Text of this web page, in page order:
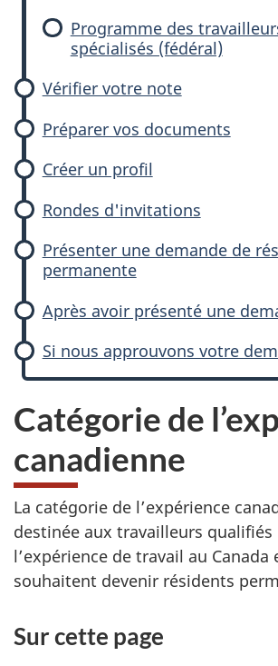
Programme des
spécialisés (fédéral)
Vérifier votre note
Préparer vos documents
Créer un profil
Rondes d'invitations
Présenter une demande de
permanente
Après avoir présenté une
Si nous approuvons votre
Catégorie de
canadienne
La catégorie de l’expérience
destinée aux travailleurs
l’expérience de travail au Canada
souhaitent devenir résidents
Sur cette page